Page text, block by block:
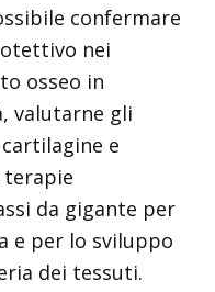
confermare
nei
osseo in
valutarne gli
e
da gigante per
e per lo sviluppo
dei tessuti.